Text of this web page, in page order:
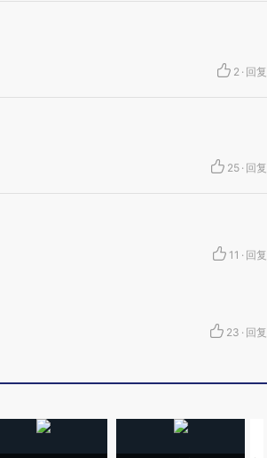
2 · 回复
25 · 回复
11 · 回复
23 · 回复